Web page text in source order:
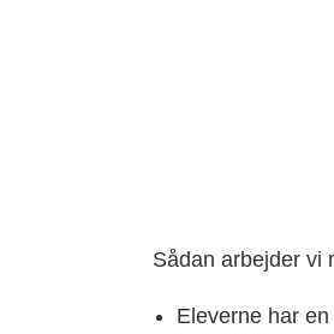
Sådan arbejder vi
Eleverne har